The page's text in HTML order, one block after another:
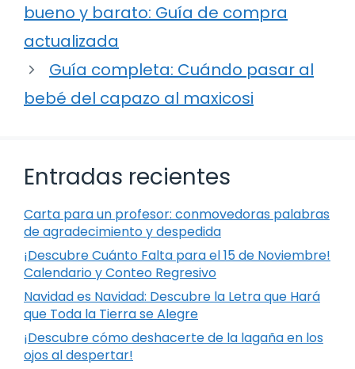
bueno y barato: Guía de compra
actualizada
Guía completa: Cuándo pasar al
bebé del capazo al maxicosi
Entradas recientes
Carta para un profesor: conmovedoras palabras
de agradecimiento y despedida
¡Descubre Cuánto Falta para el 15 de Noviembre!
Calendario y Conteo Regresivo
Navidad es Navidad: Descubre la Letra que Hará
que Toda la Tierra se Alegre
¡Descubre cómo deshacerte de la lagaña en los
ojos al despertar!